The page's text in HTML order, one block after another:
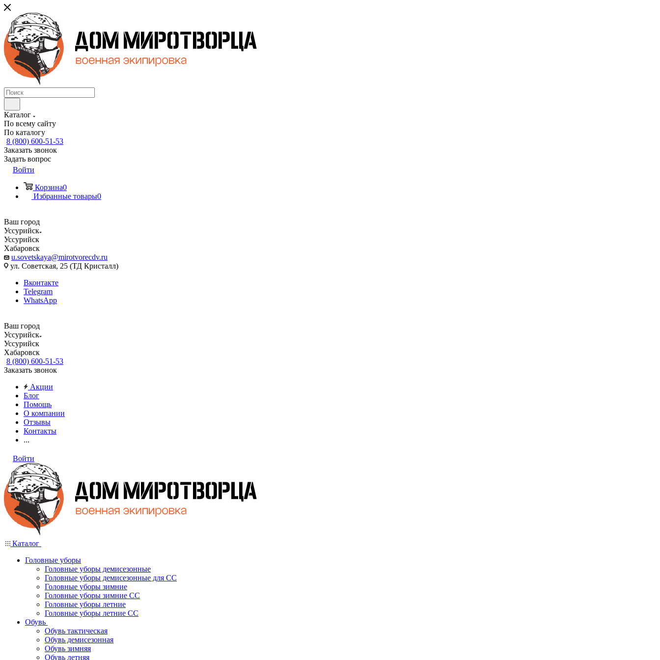
Каталог
По всему сайту
По каталогу
8 (800) 600-51-53
Заказать звонок
Задать вопрос
Войти
Корзина0
Избранные товары0
Ваш город
Уссурийск
Уссурийск
Хабаровск
u.sovetskaya@mirotvorecdv.ru
ул. Советская, 25 (ТД Кристалл)
Вконтакте
Telegram
WhatsApp
Ваш город
Уссурийск
Уссурийск
Хабаровск
8 (800) 600-51-53
Заказать звонок
Акции
Блог
Помощь
О компании
Отзывы
Контакты
...
Войти
Каталог
Головные уборы
Головные уборы демисезонные
Головные уборы демисезонные для СС
Головные уборы зимние
Головные уборы зимние СС
Головные уборы летние
Головные уборы летние СС
Обувь
Обувь тактическая
Обувь демисезонная
Обувь зимняя
Обувь летняя